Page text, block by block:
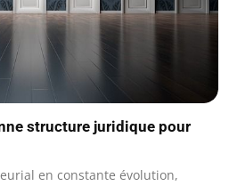
structure juridique pour
en constante évolution,